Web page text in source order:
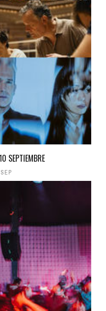
SEPTIEMBRE